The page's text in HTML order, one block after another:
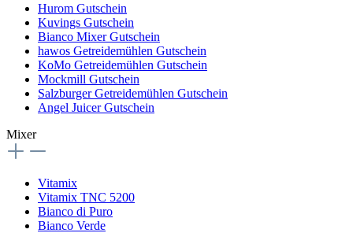
Hurom Gutschein
Kuvings Gutschein
Bianco Mixer Gutschein
hawos Getreidemühlen Gutschein
KoMo Getreidemühlen Gutschein
Mockmill Gutschein
Salzburger Getreidemühlen Gutschein
Angel Juicer Gutschein
Mixer
Vitamix
Vitamix TNC 5200
Bianco di Puro
Bianco Verde